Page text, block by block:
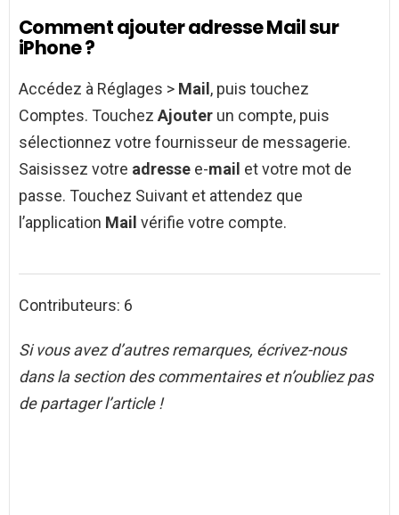
Comment ajouter adresse Mail sur
iPhone ?
Accédez à Réglages > Mail , puis touchez
Comptes. Touchez Ajouter un compte, puis
sélectionnez votre fournisseur de messagerie.
Saisissez votre adresse e-mail et votre mot de
passe. Touchez Suivant et attendez que
l’application Mail vérifie votre compte.
Contributeurs: 6
Si vous avez d’autres remarques, écrivez-nous
dans la section des commentaires et n’oubliez pas
de partager l’article !